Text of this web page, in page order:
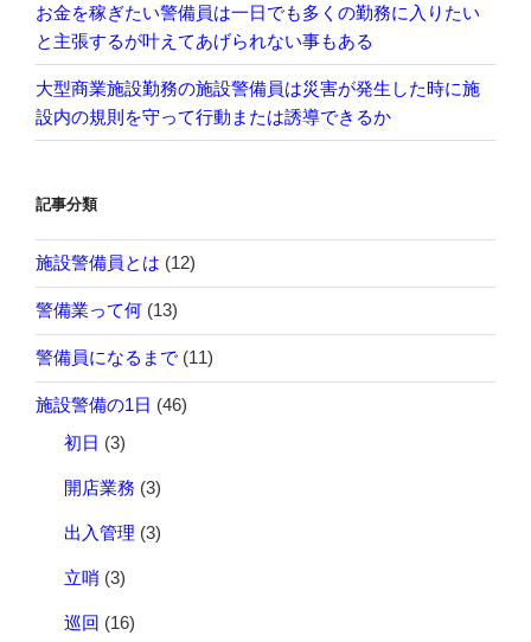
お金を稼ぎたい警備員は一日でも多くの勤務に入りたい
と主張するが叶えてあげられない事もある
大型商業施設勤務の施設警備員は災害が発生した時に施
設内の規則を守って行動または誘導できるか
記事分類
施設警備員とは (12)
警備業って何 (13)
警備員になるまで (11)
施設警備の1日 (46)
初日 (3)
開店業務 (3)
出入管理 (3)
立哨 (3)
巡回 (16)